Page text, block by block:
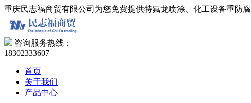
重庆民志福商贸有限公司为您免费提供特氟龙喷涂、化工设备重防
咨询服务热线：
18302333607
首页
关于我们
产品中心